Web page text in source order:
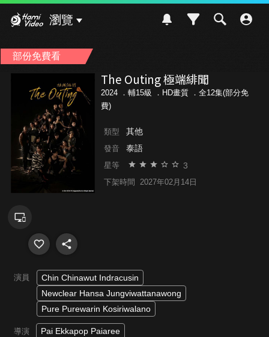
瀏覽
部份免費看
The Outing 極端緋聞
2024 ． 輔15級
．HD畫質 ．全12集(部分免
費)
類型 其他
發音 泰語
星等 3
下架時間 2027年02月14日
演員
Chin Chinawut Indracusin
Newclear Hansa Jungviwattanawong
Pure Purewarin Kosiriwalano
導演 Pai Ekkapop Paiaree